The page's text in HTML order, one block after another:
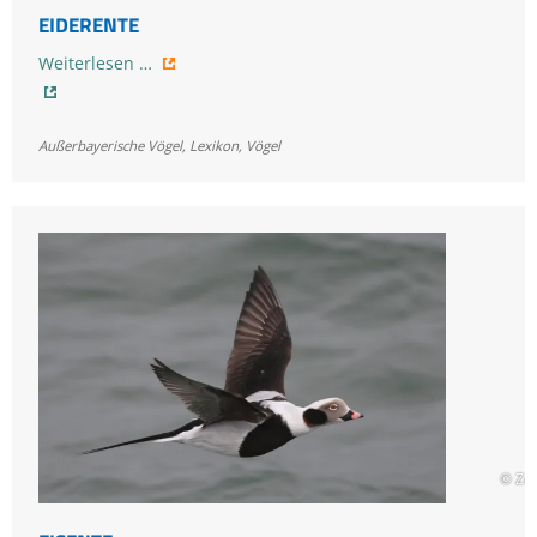
EIDERENTE
Weiterlesen …Eiderente
Außerbayerische Vögel, Lexikon, Vögel
©